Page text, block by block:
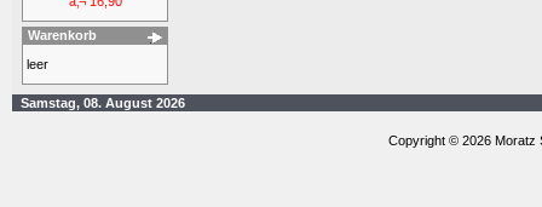
Warenkorb
leer
Samstag, 08. August 2026
Copyright © 2026 Moratz